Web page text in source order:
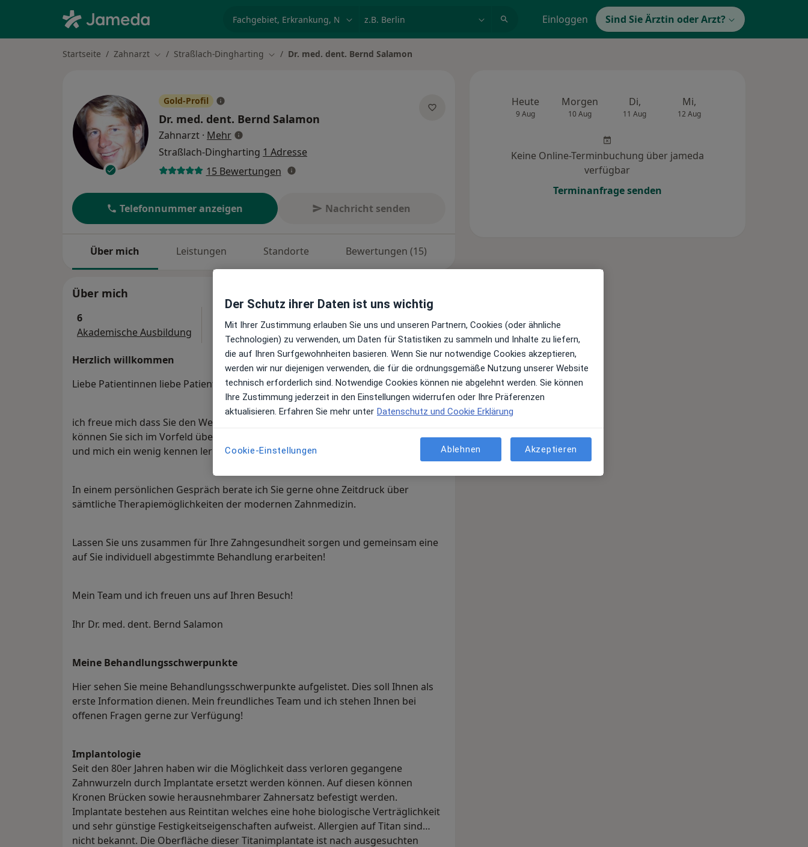
Einloggen Sind Sie Ärztin oder Arzt?
Startseite Zahnarzt Stadt ändern
Straßlach-Dingharting Stadt ändern
Dr. med. dent. Bernd Salamon
Gold-Profil
Dr. med. dent. Bernd Salamon
Zahnarzt · Mehrüber Spezialisierungen
Straßlach-Dingharting 1 Adresse
15 Bewertungen
Telefonnummer anzeigen Nachricht senden
Über mich Leistungen Standorte Bewertungen (15)
Über mich
6
Akademische Ausbildung
Juni 2022 Juni 2022
Herzlich willkommen
Liebe Patientinnen liebe Patienten
ich freue mich dass Sie den Weg zu meinem jameda-Profil gefunden haben. Hier
können Sie sich im Vorfeld über meine Behandlungsschwerpunkte informieren
und mich ein wenig kennen lernen.
In einem persönlichen Gespräch berate ich Sie gerne ohne Zeitdruck über
sämtliche Therapiemöglichkeiten der modernen Zahnmedizin.
Lassen Sie uns zusammen für Ihre Zahngesundheit sorgen und gemeinsam eine
auf Sie individuell abgestimmte Behandlung erarbeiten!
Mein Team und ich freuen uns auf Ihren Besuch!
Ihr Dr. med. dent. Bernd Salamon
Meine Behandlungs­schwerpunkte
Hier sehen Sie meine Behandlungsschwerpunkte aufgelistet. Dies soll Ihnen als
erste Information dienen. Mein freundliches Team und ich stehen Ihnen bei
offenen Fragen gerne zur Verfügung!
Implantologie
Seit den 80er Jahren haben wir die Möglichkeit dass verloren gegangene
Zahnwurzeln durch Implantate ersetzt werden können. Auf diesen können
Kronen Brücken sowie herausnehmbarer Zahnersatz befestigt werden.
Implantate bestehen aus Reintitan welches eine hohe biologische Verträglichkeit
und sehr günstige Festigkeitseigenschaften aufweist. Allergien auf Titan sind
nicht bekannt. Die Oberfläche dieser Titanimplantate ist nach ausgesuchten
Heute
9 Aug
Morgen
10 Aug
Di,
11 Aug
Mi,
12 Aug
Keine Online-Terminbuchung über jameda
verfügbar
Terminanfrage senden
Der Schutz ihrer Daten ist uns wichtig
Mit Ihrer Zustimmung erlauben Sie uns und unseren Partnern, Cookies (oder ähnliche
Technologien) zu verwenden, um Daten für Statistiken zu sammeln und Inhalte zu liefern,
die auf Ihren Surfgewohnheiten basieren. Wenn Sie nur notwendige Cookies akzeptieren,
werden wir nur diejenigen verwenden, die für die ordnungsgemäße Nutzung unserer Website
technisch erforderlich sind. Notwendige Cookies können nie abgelehnt werden. Sie können
Ihre Zustimmung jederzeit in den Einstellungen widerrufen oder Ihre Präferenzen
aktualisieren. Erfahren Sie mehr unter Datenschutz und Cookie Erklärung
Cookie-Einstellungen Ablehnen Akzeptieren